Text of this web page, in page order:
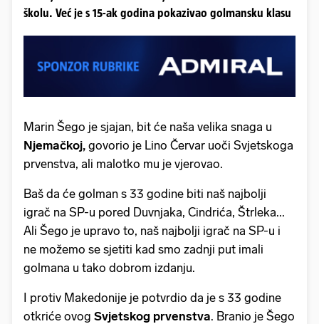
školu. Već je s 15-ak godina pokazivao golmansku klasu
Marin Šego je sjajan, bit će naša velika snaga u
Njemačkoj, govorio je Lino Červar uoči Svjetskoga
prvenstva, ali malotko mu je vjerovao.
Baš da će golman s 33 godine biti naš najbolji
igrač na SP-u pored Duvnjaka, Cindrića, Štrleka...
Ali Šego je upravo to, naš najbolji igrač na SP-u i
ne možemo se sjetiti kad smo zadnji put imali
golmana u tako dobrom izdanju.
I protiv Makedonije je potvrdio da je s 33 godine
otkriće ovog Svjetskog prvenstva. Branio je Šego